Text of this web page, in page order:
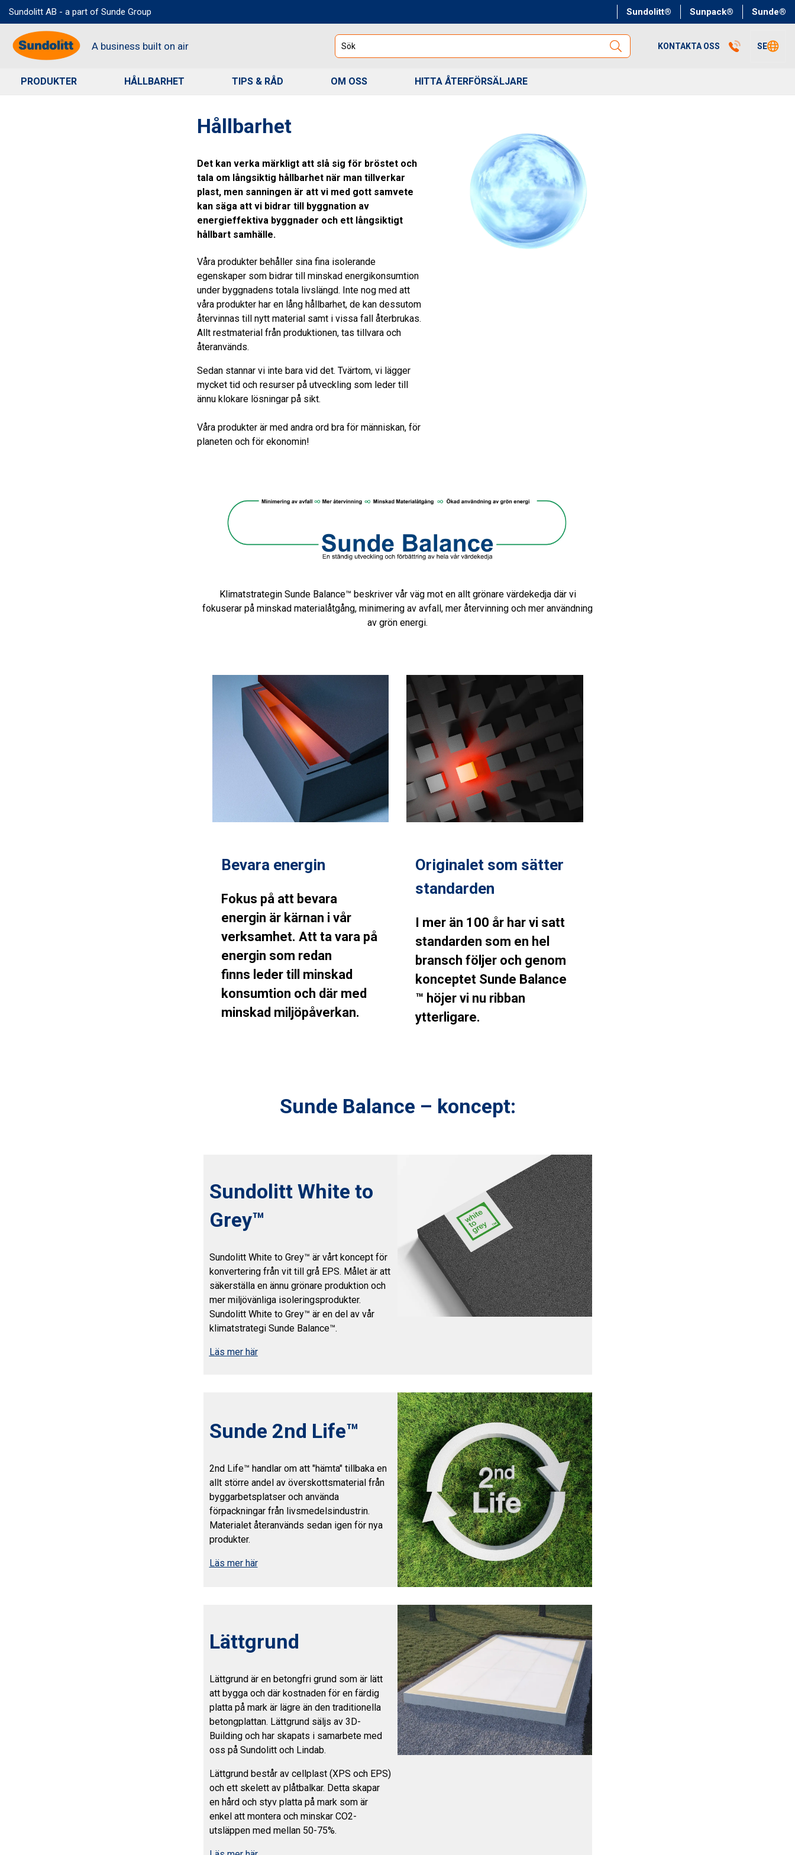
Sundolitt AB - a part of Sunde Group Sundolitt® Sunpack® Sunde®
A business built on air Sök KONTAKTA OSS SE
PRODUKTER HÅLLBARHET TIPS & RÅD OM OSS HITTA ÅTERFÖRSÄLJARE
Hållbarhet
Det kan verka märkligt att slå sig för bröstet och
tala om långsiktig hållbarhet när man tillverkar
plast, men sanningen är att vi med gott samvete
kan säga att vi bidrar till byggnation av
energieffektiva byggnader och ett långsiktigt
hållbart samhälle.
Våra produkter behåller sina fina isolerande
egenskaper som bidrar till minskad energikonsumtion
under byggnadens totala livslängd. Inte nog med att
våra produkter har en lång hållbarhet, de kan dessutom
återvinnas till nytt material samt i vissa fall återbrukas.
Allt restmaterial från produktionen, tas tillvara och
återanvänds.
Sedan stannar vi inte bara vid det. Tvärtom, vi lägger
mycket tid och resurser på utveckling som leder till
ännu klokare lösningar på sikt.
Våra produkter är med andra ord bra för människan, för
planeten och för ekonomin!
Klimatstrategin Sunde Balance™ beskriver vår väg mot en allt grönare värdekedja där vi
fokuserar på minskad materialåtgång, minimering av avfall, mer återvinning och mer användning
av grön energi.
Bevara energin
Fokus på att bevara
energin är kärnan i vår
verksamhet. Att ta vara på
energin som redan
finns leder till minskad
konsumtion och där med
minskad miljöpåverkan.
Originalet som sätter
standarden
I mer än 100 år har vi satt
standarden som en hel
bransch följer och genom
konceptet Sunde Balance
™ höjer vi nu ribban
ytterligare.
Sunde Balance – koncept:
Sundolitt White to
Grey™
Sundolitt White to Grey™ är vårt koncept för
konvertering från vit till grå EPS. Målet är att
säkerställa en ännu grönare produktion och
mer miljövänliga isoleringsprodukter.
Sundolitt White to Grey™ är en del av vår
klimatstrategi Sunde Balance™.
Läs mer här
Sunde 2nd Life™
2nd Life™ handlar om att "hämta" tillbaka en
allt större andel av överskottsmaterial från
byggarbetsplatser och använda
förpackningar från livsmedelsindustrin.
Materialet återanvänds sedan igen för nya
produkter.
Läs mer här
Lättgrund
Lättgrund är en betongfri grund som är lätt
att bygga och där kostnaden för en färdig
platta på mark är lägre än den traditionella
betongplattan. Lättgrund säljs av 3D-
Building och har skapats i samarbete med
oss på Sundolitt och Lindab.
Lättgrund består av cellplast (XPS och EPS)
och ett skelett av plåtbalkar. Detta skapar
en hård och styv platta på mark som är
enkel att montera och minskar CO2-
utsläppen med mellan 50-75%.